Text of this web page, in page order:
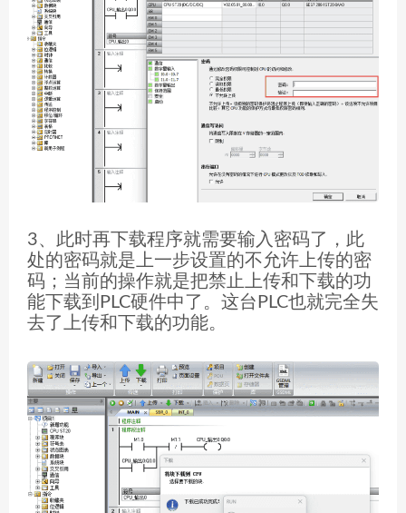
3、此时再下载程序就需要输入密码了，此
处的密码就是上一步设置的不允许上传的密
码；当前的操作就是把禁止上传和下载的功
能下载到PLC硬件中了。这台PLC也就完全失
去了上传和下载的功能。